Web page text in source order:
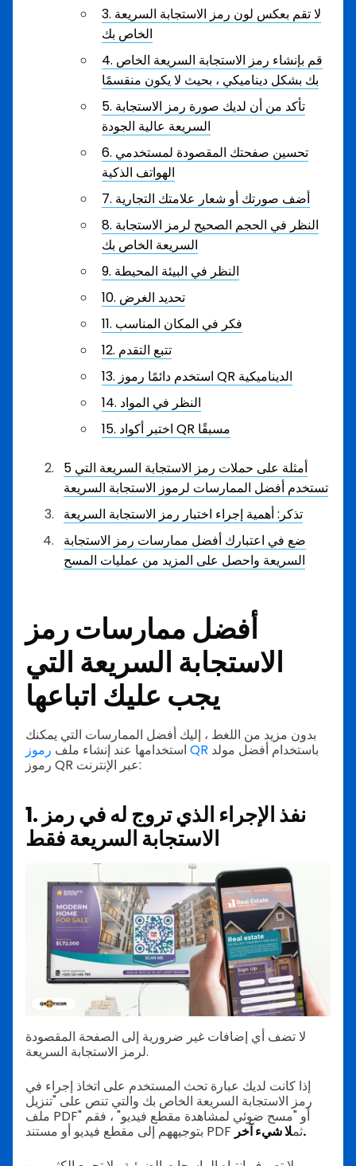
3. لا تقم بعكس لون رمز الاستجابة السريعة
الخاص بك
4. قم بإنشاء رمز الاستجابة السريعة الخاص
بك بشكل ديناميكي ، بحيث لا يكون منقسمًا
5. تأكد من أن لديك صورة رمز الاستجابة
السريعة عالية الجودة
6. تحسين صفحتك المقصودة لمستخدمي
الهواتف الذكية
7. أضف صورتك أو شعار علامتك التجارية
8. النظر في الحجم الصحيح لرمز الاستجابة
السريعة الخاص بك
9. النظر في البيئة المحيطة
10. تحديد الغرض
11. فكر في المكان المناسب
12. تتبع التقدم
13. استخدم دائمًا رموز QR الديناميكية
14. النظر في المواد
15. اختبر أكواد QR مسبقًا
5 أمثلة على حملات رمز الاستجابة السريعة التي
تستخدم أفضل الممارسات لرموز الاستجابة السريعة
تذكر: أهمية إجراء اختبار رمز الاستجابة السريعة
ضع في اعتبارك أفضل ممارسات رمز الاستجابة
السريعة واحصل على المزيد من عمليات المسح
أفضل ممارسات رمز
الاستجابة السريعة التي
يجب عليك اتباعها
بدون مزيد من اللغط ، إليك أفضل الممارسات التي يمكنك
استخدامها عند إنشاء ملف رموز QR
رموز QR عبر الإنترنت:
1. نفذ الإجراء الذي تروج له في رمز
الاستجابة السريعة فقط
لا تضف أي إضافات غير ضرورية إلى الصفحة المقصودة
لرمز الاستجابة السريعة.
إذا كانت لديك عبارة تحث المستخدم على اتخاذ إجراء في
رمز الاستجابة السريعة الخاص بك والتي تنص على "تنزيل
ملف PDF" أو "مسح ضوئي لمشاهدة مقطع فيديو" ، فقم
بتوجيههم إلى مقطع فيديو أو مستند PDF ثملا شيء آخر.